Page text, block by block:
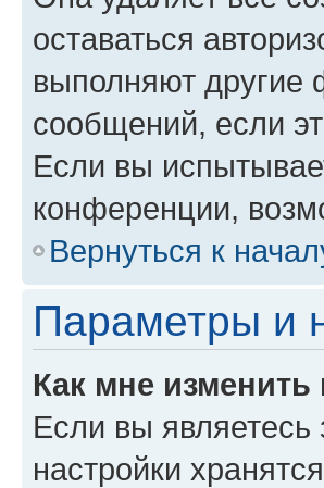
оставаться
выполняют другие
сообщений, если
Если вы
конференции,
Вернуться к
Параметры и
Как мне
Если вы являетесь
настройки